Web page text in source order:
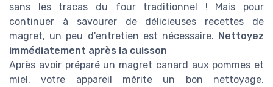
sans les tracas du four traditionnel ! Mais pour
continuer à savourer de délicieuses recettes de
magret, un peu d'entretien est nécessaire. Nettoyez
immédiatement après la cuisson
Après avoir préparé un magret canard aux pommes et
miel, votre appareil mérite un bon nettoyage.